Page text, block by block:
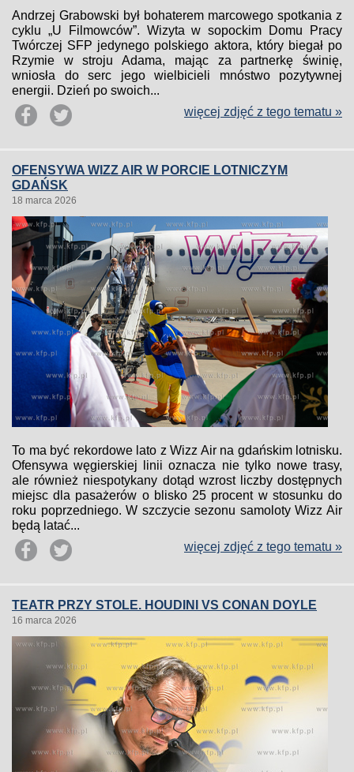
Andrzej Grabowski był bohaterem marcowego spotkania z
cyklu „U Filmowców”. Wizyta w sopockim Domu Pracy
Twórczej SFP jedynego polskiego aktora, który biegał po
Rzymie w stroju Adama, mając za partnerkę świnię,
wniosła do serc jego wielbicieli mnóstwo pozytywnej
energii. Dzień po swoich...
więcej zdjęć z tego tematu »
OFENSYWA WIZZ AIR W PORCIE LOTNICZYM
GDAŃSK
18 marca 2026
To ma być rekordowe lato z Wizz Air na gdańskim lotnisku.
Ofensywa węgierskiej linii oznacza nie tylko nowe trasy,
ale również niespotykany dotąd wzrost liczby dostępnych
miejsc dla pasażerów o blisko 25 procent w stosunku do
roku poprzedniego. W szczycie sezonu samoloty Wizz Air
będą latać...
więcej zdjęć z tego tematu »
TEATR PRZY STOLE. HOUDINI VS CONAN DOYLE
16 marca 2026